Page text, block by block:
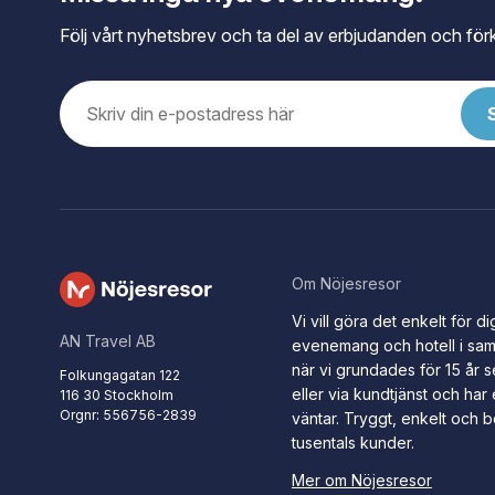
Följ vårt nyhetsbrev och ta del av erbjudanden och
AN Travel AB
Folkungagatan 122
116 30 Stockholm
Orgnr: 556756-2839
Om Nöjesresor
Vi vill göra det enkelt för
evenemang och hotell i
när vi grundades för 15 år
eller via kundtjänst och har
väntar. Tryggt, enkelt och
tusentals kunder.
Mer om Nöjesresor